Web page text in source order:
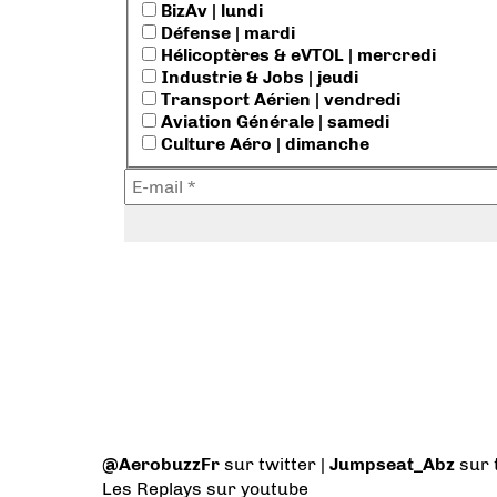
BizAv | lundi
Défense | mardi
Hélicoptères & eVTOL | mercredi
Industrie & Jobs | jeudi
Transport Aérien | vendredi
Aviation Générale | samedi
Culture Aéro | dimanche
@AerobuzzFr sur twitter | Jumpseat_Abz sur
Les Replays sur youtube